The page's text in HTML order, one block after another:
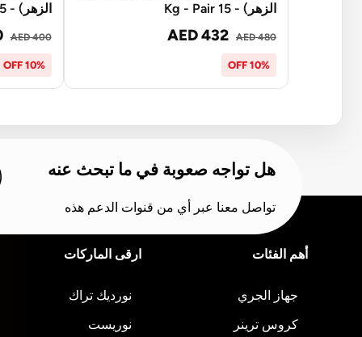
الزهر) - 15 Kg - Pair
AED 432 AED 480
10% OFF
الزهر) - 12.5 Kg - Pair
AED 400
10% OFF
هل تواجه صعوبة في ما تبحث عنه
تواصل معنا عبر أي من قنوات الدعم هذه
أهم الفئات
جهاز الجري
كروس ترينر
ارقى الماركات
نورديك تراك
نوريست